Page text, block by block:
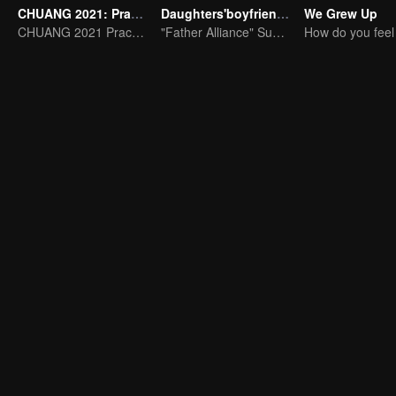
CHUANG 2021: Practice Room
CHUANG 2021 Practice Room
Daughters'boyfriends
"Father Alliance" Superstar is coming
We Grew Up